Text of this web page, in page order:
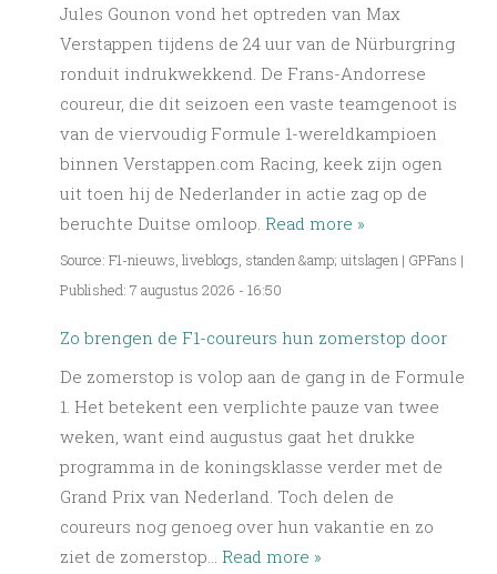
Jules Gounon vond het optreden van Max
Verstappen tijdens de 24 uur van de Nürburgring
ronduit indrukwekkend. De Frans-Andorrese
coureur, die dit seizoen een vaste teamgenoot is
van de viervoudig Formule 1-wereldkampioen
binnen Verstappen.com Racing, keek zijn ogen
uit toen hij de Nederlander in actie zag op de
beruchte Duitse omloop. Read more »
Source: F1-nieuws, liveblogs, standen &amp; uitslagen | GPFans |
Published: 7 augustus 2026 - 16:50
Zo brengen de F1-coureurs hun zomerstop door
De zomerstop is volop aan de gang in de Formule
1. Het betekent een verplichte pauze van twee
weken, want eind augustus gaat het drukke
programma in de koningsklasse verder met de
Grand Prix van Nederland. Toch delen de
coureurs nog genoeg over hun vakantie en zo
ziet de zomerstop… Read more »